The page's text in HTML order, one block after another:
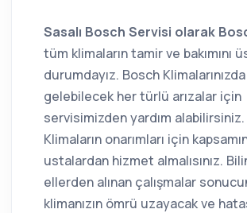
Sasalı Bosch Servisi olarak
tüm klimaların tamir ve bakımını
durumdayız. Bosch
gelebilecek her türlü arızalar için
servisimizden yardım
Klimaların onarımları için
ustalardan hizmet almalısınız.
ellerden alınan çalışmalar
klimanızın ömrü uzayacak ve